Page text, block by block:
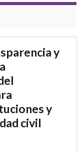
y
y
civil